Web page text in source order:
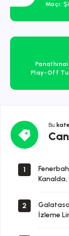
Maçı:
Play-Off
Bu
Canlı
maç
1
Kanalda,
2
İzleme